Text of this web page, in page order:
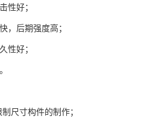
性好；
，后期强度高；
性好；
尺寸构件的制作；